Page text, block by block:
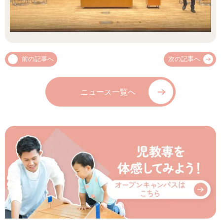
前の記事へ 次の記事へ
ニュース一覧へ